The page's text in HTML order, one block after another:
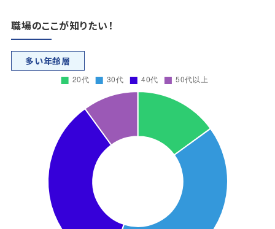
職場のここが知りたい！
多い年齢層